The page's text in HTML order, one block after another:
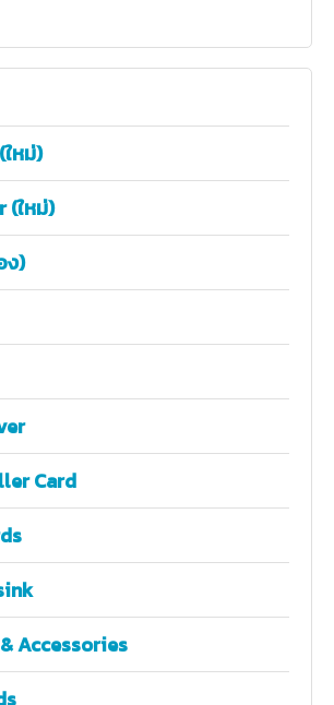
หม่)
(ใหม่)
ง)
Card
Accessories